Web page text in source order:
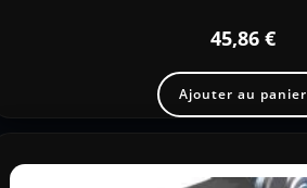
45,86 €
Ajouter au panier